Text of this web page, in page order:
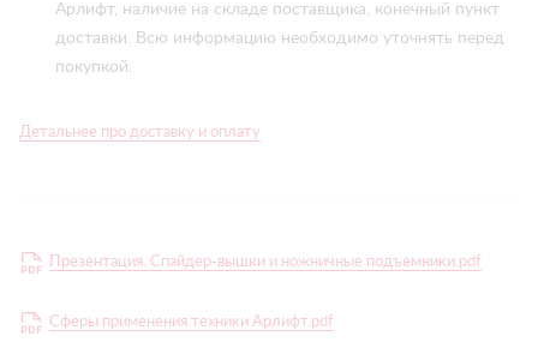
Арлифт, наличие на складе поставщика, конечный пункт
доставки. Всю информацию необходимо уточнять перед
покупкой.
Детальнее про доставку и оплату
Презентация. Спайдер-вышки и ножничные подъемники.pdf
Сферы применения техники Арлифт.pdf